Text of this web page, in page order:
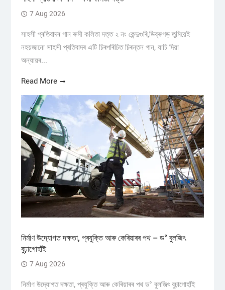
7 Aug 2026
সাহসী প্ৰতিবাদৰ গান ৰুমী কলিতা দত্ত ২ নং কেন্দুগুৰি,ডিব্ৰুগড় তুমিয়েই
নহয়জানো সাহসী প্ৰতিবাদৰ এটি চিৰপৰিচিত চিৰন্তন গান, যাচি দিয়া
অন্যায়ৰ...
Read More
নিৰ্মাণ উদ্যোগত দক্ষতা, প্ৰযুক্তি আৰু কেৰিয়াৰৰ পথ – ড° বুলজিৎ
বুঢ়াগোহাঁই
7 Aug 2026
নিৰ্মাণ উদ্যোগত দক্ষতা, প্ৰযুক্তি আৰু কেৰিয়াৰৰ পথ ড° বুলজিৎ বুঢ়াগোহাঁই